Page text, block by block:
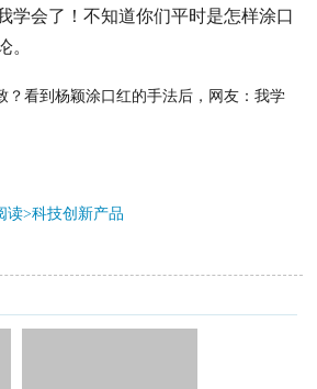
学会了！不知道你们平时是怎样涂口
读>科技创新产品